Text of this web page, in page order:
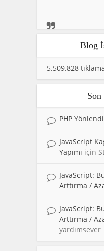
Blog
5.509.828 tıklama
Son
PHP
JavaScript
Yapımı için
JavaScript:
Arttırma /
JavaScript:
Arttırma /
yardımsever